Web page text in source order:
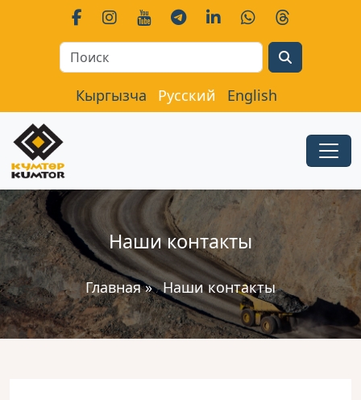
Кыргызча Русский English
Наши контакты
Главная» Наши контакты